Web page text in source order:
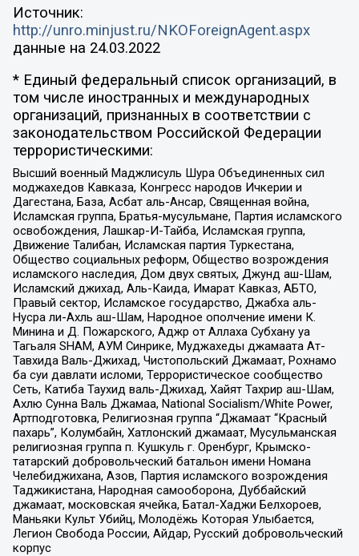
Источник:
http://unro.minjust.ru/NKOForeignAgent.aspx
данные на 24.03.2022
* Единый федеральный список организаций, в
том числе иностранных и международных
организаций, признанных в соответствии с
законодательством Российской Федерации
террористическими:
Высший военный Маджлисуль Шура Объединенных сил
моджахедов Кавказа, Конгресс народов Ичкерии и
Дагестана, База, Асбат аль-Ансар, Священная война,
Исламская группа, Братья-мусульмане, Партия исламского
освобождения, Лашкар-И-Тайба, Исламская группа,
Движение Талибан, Исламская партия Туркестана,
Общество социальных реформ, Общество возрождения
исламского наследия, Дом двух святых, Джунд аш-Шам,
Исламский джихад, Аль-Каида, Имарат Кавказ, АБТО,
Правый сектор, Исламское государство, Джабха аль-
Нусра ли-Ахль аш-Шам, Народное ополчение имени К.
Минина и Д. Пожарского, Аджр от Аллаха Субхану уа
Тагьаля SHAM, АУМ Синрике, Муджахеды джамаата Ат-
Тавхида Валь-Джихад, Чистопольский Джамаат, Рохнамо
ба суи давлати исломи, Террористическое сообщество
Сеть, Катиба Таухид валь-Джихад, Хайят Тахрир аш-Шам,
Ахлю Сунна Валь Джамаа, National Socialism/White Power,
Артподготовка, Религиозная группа “Джамаат “Красный
пахарь”, Колумбайн, Хатлонский джамаат, Мусульманская
религиозная группа п. Кушкуль г. Оренбург, Крымско-
татарский добровольческий батальон имени Номана
Челебиджихана, Азов, Партия исламского возрождения
Таджикистана, Народная самооборона, Дуббайский
джамаат, московская ячейка, Батал-Хаджи Белхороев,
Маньяки Культ Убийц, Молодёжь Которая Улыбается,
Легион Свобода России, Айдар, Русский добровольческий
корпус